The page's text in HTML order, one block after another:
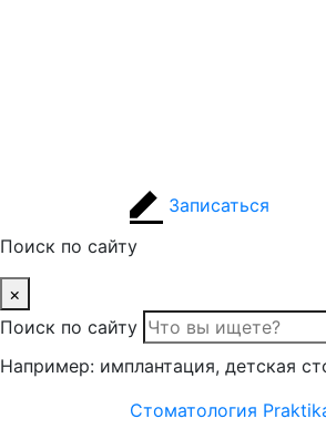
Записаться
Поиск по сайту
×
Поиск по сайту
Например: имплантация, детская
Стоматология